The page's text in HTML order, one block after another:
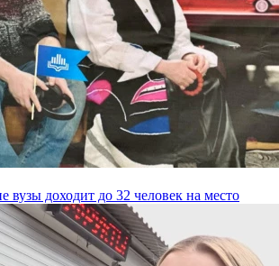
вузы доходит до 32 человек на место